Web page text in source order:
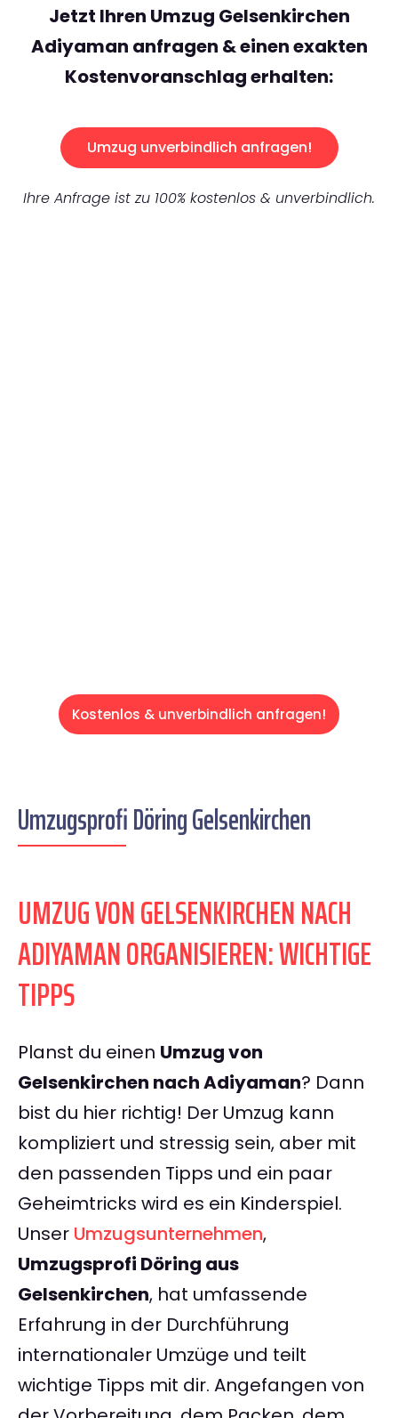
Jetzt Ihren Umzug Gelsenkirchen
Adiyaman anfragen & einen exakten
Kostenvoranschlag erhalten:
Umzug unverbindlich anfragen!
Ihre Anfrage ist zu 100% kostenlos & unverbindlich.
Kostenlos & unverbindlich anfragen!
Umzugsprofi Döring Gelsenkirchen
UMZUG VON GELSENKIRCHEN NACH
ADIYAMAN ORGANISIEREN: WICHTIGE
TIPPS
Planst du einen Umzug von
Gelsenkirchen nach Adiyaman? Dann
bist du hier richtig! Der Umzug kann
kompliziert und stressig sein, aber mit
den passenden Tipps und ein paar
Geheimtricks wird es ein Kinderspiel.
Unser Umzugsunternehmen,
Umzugsprofi Döring aus
Gelsenkirchen, hat umfassende
Erfahrung in der Durchführung
internationaler Umzüge und teilt
wichtige Tipps mit dir. Angefangen von